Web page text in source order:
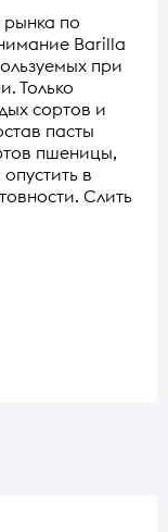
рынка по
Barilla
при
Только
сортов и
пасты
пшеницы,
в
Слить